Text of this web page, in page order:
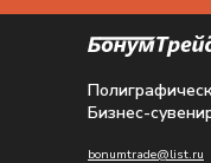
Бизнес-
bonumtrade@list.ru